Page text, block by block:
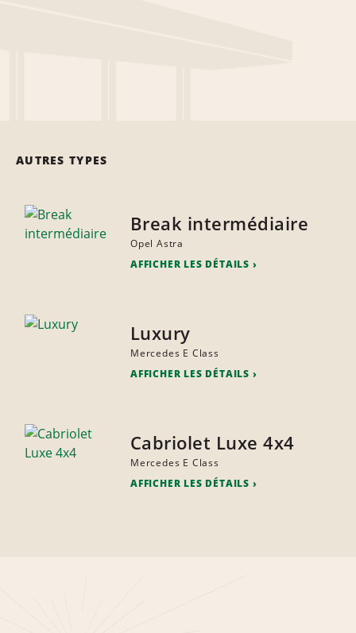
AUTRES TYPES
Break intermédiaire
Opel Astra
AFFICHER LES DÉTAILS
Luxury
Mercedes E Class
AFFICHER LES DÉTAILS
Cabriolet Luxe 4x4
Mercedes E Class
AFFICHER LES DÉTAILS